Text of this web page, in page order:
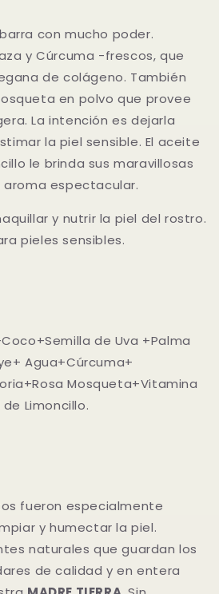
con mucho poder.
y Cúrcuma -frescos, que
de colágeno. También
en polvo que provee
La intención es dejarla
la piel sensible. El aceite
le brinda sus maravillosas
espectacular.
y nutrir la piel del rostro.
pieles sensibles.
de Uva +Palma
Agua+Cúrcuma+
Mosqueta+Vitamina
Limoncillo.
fueron especialmente
y humectar la piel.
naturales que guardan los
de calidad y en entera